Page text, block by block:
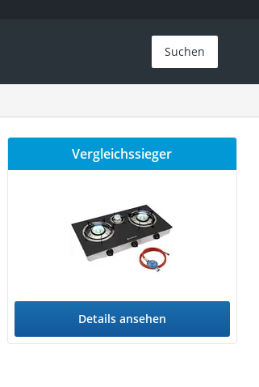
Suchen
Vergleichssieger
Details ansehen